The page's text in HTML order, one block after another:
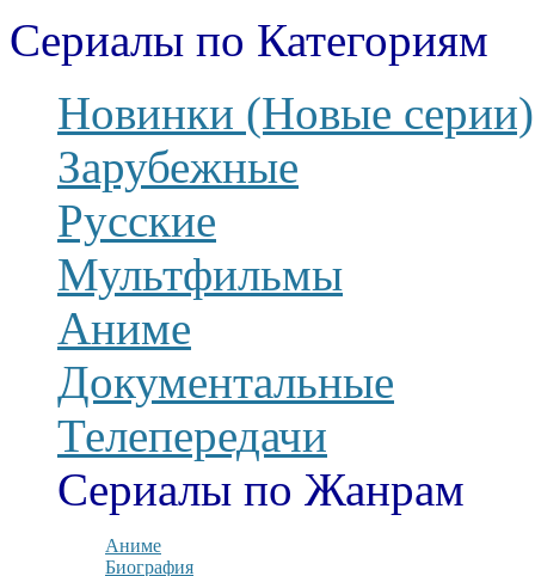
Сериалы по Категориям
Новинки (Новые серии)
Зарубежные
Русские
Мультфильмы
Аниме
Документальные
Телепередачи
Сериалы по Жанрам
Аниме
Биография